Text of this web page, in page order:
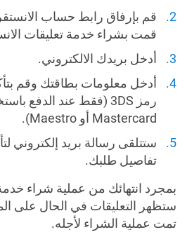
قم بإرفاق رابط حساب
قمت بشراء خدمة تعليقات
أدخل بريدك الالكتروني.
أدخل معلومات بطاقتك وقم
Mastercard أو Maestro).
ستتلقى رسالة بريد إلكتروني
تفاصيل طلبك.
بمجرد انتهائك من عملية شراء
ستظهر التعليقات في الحال على
تمت عملية الشراء لأجله.